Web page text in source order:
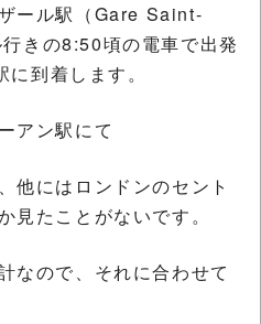
ール駅（Gare Saint-
きの8:50頃の電車で出発
到着します。
アン駅にて
他にはロンドンのセント
見たことがないです。
なので、それに合わせて